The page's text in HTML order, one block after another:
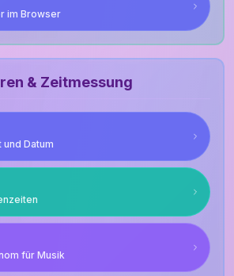
im Browser
& Zeitmessung
Datum
für Musik